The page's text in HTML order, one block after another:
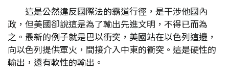
這是公然違反國際法的霸道行徑，是干涉他國內
政，但美國卻說這是為了輸出先進文明，不得已而為
之。最新的例子就是巴以衝突，美國站在以色列這邊，
向以色列提供軍火，間接介入中東的衝突。這是硬性的
輸出，還有軟性的輸出。